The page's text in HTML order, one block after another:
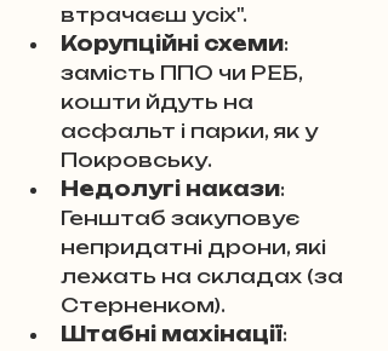
втрачаєш усіх".
Корупційні схеми:
замість ППО чи РЕБ,
кошти йдуть на
асфальт і парки, як у
Покровську.
Недолугі накази:
Генштаб закуповує
непридатні дрони, які
лежать на складах (за
Стерненком).
Штабні махінації: